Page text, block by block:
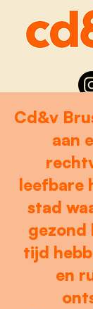
Cd&v
aan
leefbare
stad
gezond
tijd
en